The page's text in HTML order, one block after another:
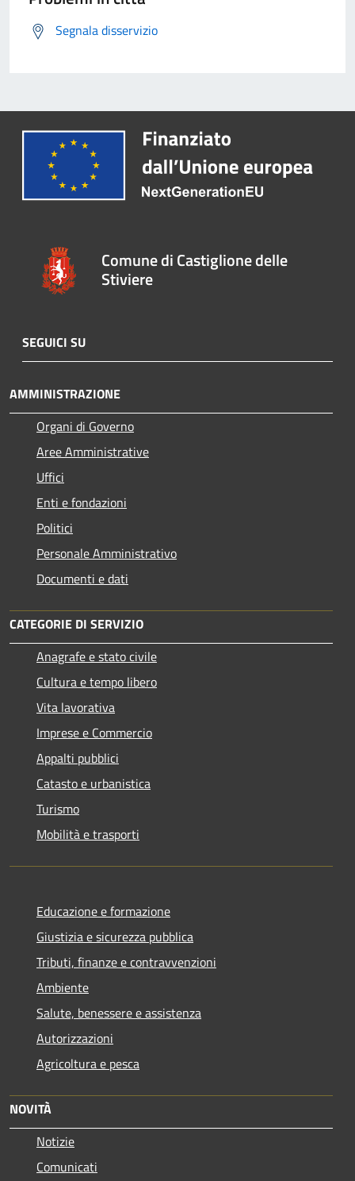
Segnala disservizio
Comune di Castiglione delle
Stiviere
SEGUICI SU
AMMINISTRAZIONE
Organi di Governo
Aree Amministrative
Uffici
Enti e fondazioni
Politici
Personale Amministrativo
Documenti e dati
CATEGORIE DI SERVIZIO
Anagrafe e stato civile
Cultura e tempo libero
Vita lavorativa
Imprese e Commercio
Appalti pubblici
Catasto e urbanistica
Turismo
Mobilità e trasporti
Educazione e formazione
Giustizia e sicurezza pubblica
Tributi, finanze e contravvenzioni
Ambiente
Salute, benessere e assistenza
Autorizzazioni
Agricoltura e pesca
NOVITÀ
Notizie
Comunicati